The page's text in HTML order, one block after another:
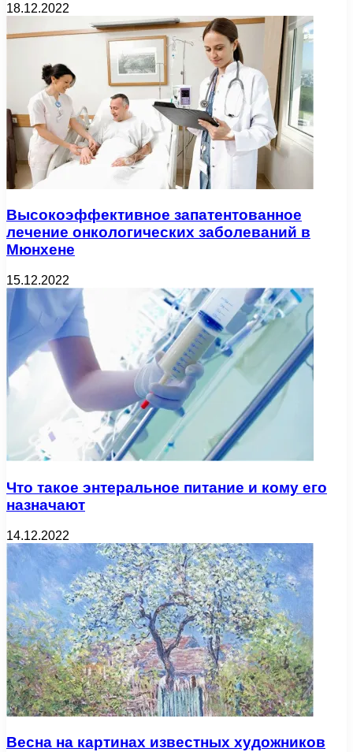
18.12.2022
Высокоэффективное запатентованное
лечение онкологических заболеваний в
Мюнхене
15.12.2022
Что такое энтеральное питание и кому его
назначают
14.12.2022
Весна на картинах известных художников